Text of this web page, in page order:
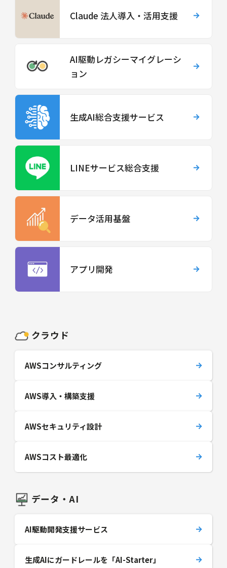
Claude 法人導入・活用支援
AI駆動レガシーマイグレーシ
ョン
生成AI総合支援サービス
LINEサービス総合支援
データ活用基盤
アプリ開発
クラウド
AWSコンサルティング
AWS導入・構築支援
AWSセキュリティ設計
AWSコスト最適化
データ・AI
AI駆動開発支援サービス
生成AIにガードレールを「AI-Starter」